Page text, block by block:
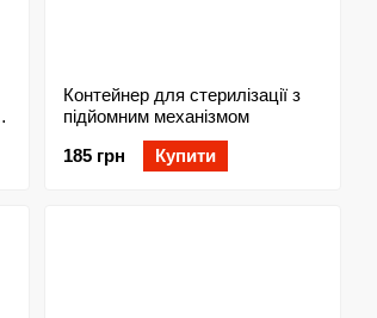
Контейнер для стерилізації з
підйомним механізмом
185 грн
Купити